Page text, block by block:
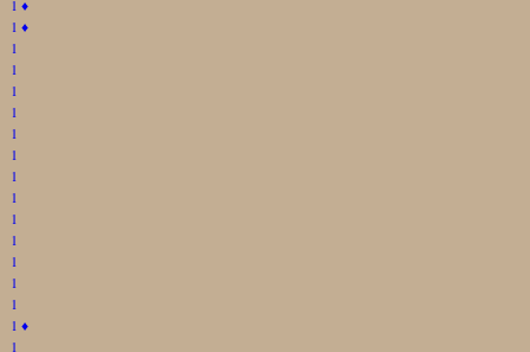
1 ♦
1 ♦
1
1
1
1
1
1
1
1
1
1
1
1
1
1 ♦
1